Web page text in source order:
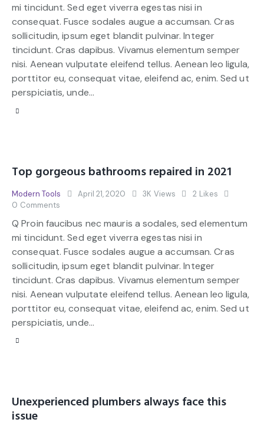
mi tincidunt. Sed eget viverra egestas nisi in
consequat. Fusce sodales augue a accumsan. Cras
sollicitudin, ipsum eget blandit pulvinar. Integer
tincidunt. Cras dapibus. Vivamus elementum semper
nisi. Aenean vulputate eleifend tellus. Aenean leo ligula,
porttitor eu, consequat vitae, eleifend ac, enim. Sed ut
perspiciatis, unde…
Top gorgeous bathrooms repaired in 2021
Modern Tools April 21, 2020 3K Views 2 Likes
0 Comments
Q Proin faucibus nec mauris a sodales, sed elementum
mi tincidunt. Sed eget viverra egestas nisi in
consequat. Fusce sodales augue a accumsan. Cras
sollicitudin, ipsum eget blandit pulvinar. Integer
tincidunt. Cras dapibus. Vivamus elementum semper
nisi. Aenean vulputate eleifend tellus. Aenean leo ligula,
porttitor eu, consequat vitae, eleifend ac, enim. Sed ut
perspiciatis, unde…
Unexperienced plumbers always face this
issue